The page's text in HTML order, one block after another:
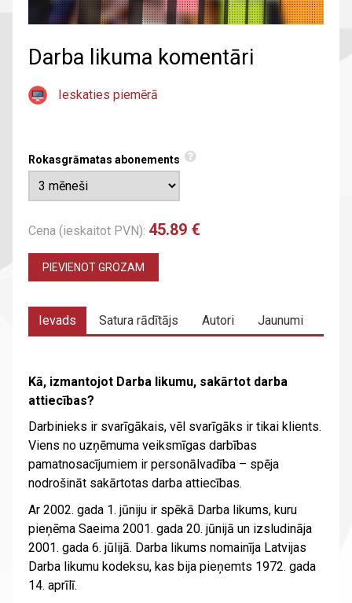
Darba likuma komentāri
Ieskaties piemērā
Cena (ieskaitot PVN): 45.89 €
PIEVIENOT GROZAM
Rokasgrāmatas abonements
Ievads Satura rādītājs Autori Jaunumi
Kā, izmantojot Darba likumu, sakārtot darba
attiecības?
Darbinieks ir svarīgākais, vēl svarīgāks ir tikai klients.
Viens no uzņēmuma veiksmīgas darbības
pamatnosacījumiem ir personālvadība – spēja
nodrošināt sakārtotas darba attiecības.
Ar 2002. gada 1. jūniju ir spēkā Darba likums, kuru
pieņēma Saeima 2001. gada 20. jūnijā un izsludināja
2001. gada 6. jūlijā. Darba likums nomainīja Latvijas
Darba likumu kodeksu, kas bija pieņemts 1972. gada
14. aprīlī.